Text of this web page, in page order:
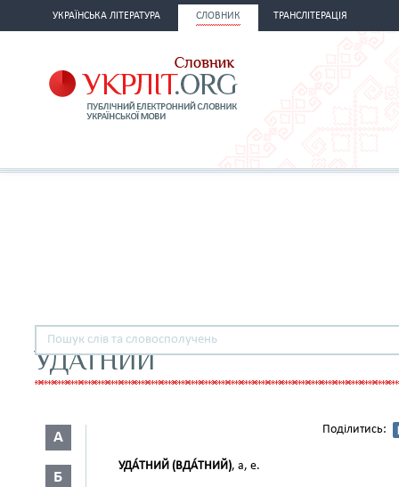
УКРАЇНСЬКА ЛІТЕРАТУРА СЛОВНИК ТРАНСЛІТЕРАЦІЯ
УДАТНИЙ
А
Б
Поділитись:
УДА́ТНИЙ (ВДА́ТНИЙ), а, е.